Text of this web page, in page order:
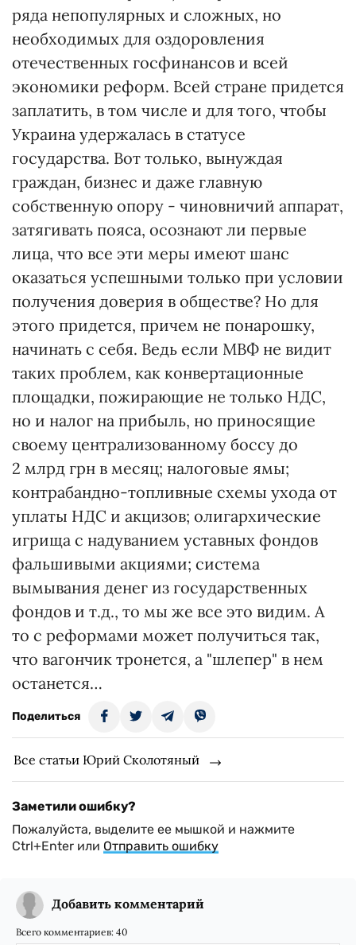
ряда непопулярных и сложных, но
необходимых для оздоровления
отечественных госфинансов и всей
экономики реформ. Всей стране придется
заплатить, в том числе и для того, чтобы
Украина удержалась в статусе
государства. Вот только, вынуждая
граждан, бизнес и даже главную
собственную опору - чиновничий аппарат,
затягивать пояса, осознают ли первые
лица, что все эти меры имеют шанс
оказаться успешными только при условии
получения доверия в обществе? Но для
этого придется, причем не понарошку,
начинать с себя. Ведь если МВФ не видит
таких проблем, как конвертационные
площадки, пожирающие не только НДС,
но и налог на прибыль, но приносящие
своему централизованному боссу до
2 млрд грн в месяц; налоговые ямы;
контрабандно-топливные схемы ухода от
уплаты НДС и акцизов; олигархические
игрища с надуванием уставных фондов
фальшивыми акциями; система
вымывания денег из государственных
фондов и т.д., то мы же все это видим. А
то с реформами может получиться так,
что вагончик тронется, а "шлепер" в нем
останется…
Поделиться
Все статьи Юрий Сколотяный
Заметили ошибку?
Пожалуйста, выделите ее мышкой и нажмите
Ctrl+Enter или Отправить ошибку
Добавить комментарий
Всего комментариев: 40